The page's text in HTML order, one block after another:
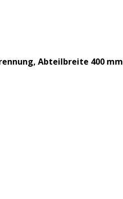
Abteilbreite 400 mm